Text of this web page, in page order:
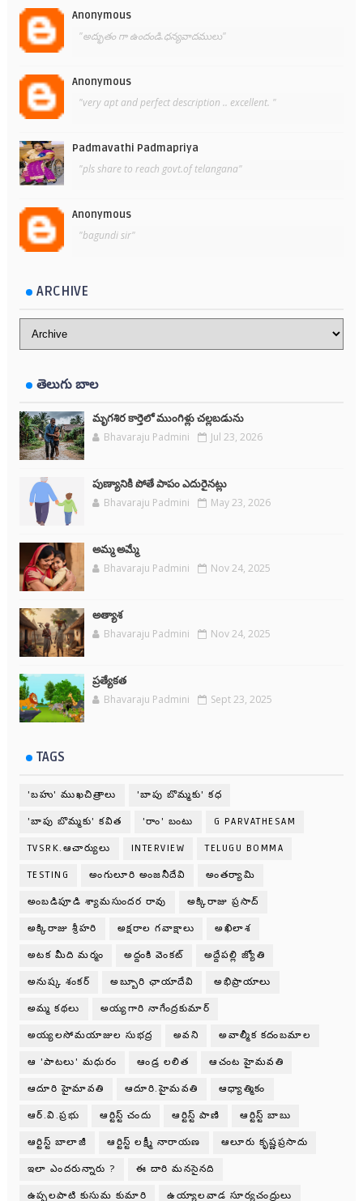
Anonymous
"అద్భుతం గా ఉందండి.ధన్యవాదములు"
Anonymous
"very apt and perfect description .. excellent. "
Padmavathi Padmapriya
"pls share to reach govt.of telangana"
Anonymous
"bagundi sir"
ARCHIVE
తెలుగు బాల
మృగశిర కార్తెలో ముంగిళ్లు చల్లబడును
Bhavaraju Padmini Jul 23, 2026
పుణ్యానికి పోతే పాపం ఎదురైనట్లు
Bhavaraju Padmini May 23, 2026
అమ్మ అమ్మే
Bhavaraju Padmini Nov 24, 2025
అత్యాశ
Bhavaraju Padmini Nov 24, 2025
ప్రత్యేకత
Bhavaraju Padmini Sept 23, 2025
TAGS
'బహు' ముఖచిత్రాలు 'బాపు బొమ్మకు' కధ
'బాపు బొమ్మకు' కవిత 'రాం' బంటు G PARVATHESAM
TVSRK.ఆచార్యులు INTERVIEW TELUGU BOMMA
TESTING అంగులూరి అంజనీదేవి అంతర్యామి
అంబడిపూడి శ్యామసుందర రావు అక్కిరాజు ప్రసాద్
అక్కిరాజు శ్రీహరి అక్షరాల గవాక్షాలు అఖిలాశ
అటక మీది మర్మం అద్దంకి వెంకట్ అద్దేపల్లి జ్యోతి
అనుష్క శంకర్ అబ్బూరి ఛాయాదేవి అభిప్రాయాలు
అమ్మ కథలు అయ్యగారి నాగేంద్రకుమార్
అయ్యలసోమయాజుల సుభద్ర అవని అవాల్మీక కదంబమాల
ఆ 'పాటలు' మధురం ఆండ్ర లలిత ఆచంట హైమవతి
ఆదూరి హైమావతి ఆదూరి.హైమవతి ఆధ్యాత్మికం
ఆర్.వి.ప్రభు ఆర్టిస్ట్ చందు ఆర్టిస్ట్ పాణి ఆర్టిస్ట్ బాబు
ఆర్టిస్ట్ బాలాజీ ఆర్టిస్ట్ లక్ష్మీ నారాయణ ఆలూరు కృష్ణప్రసాదు
ఇలా ఎందరున్నారు ? ఈ దారి మనసైనది
ఉప్పలపాటి కుసుమ కుమారి ఉయ్యాలవాడ సూర్యచంద్రులు